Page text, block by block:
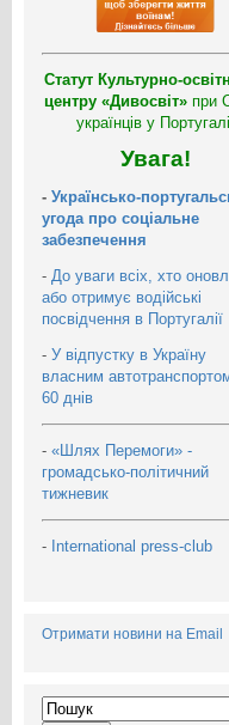
Статут Культурно-
центру «Дивосвіт» при
українців у
Увага!
- Українсько-
угода про соціальне
забезпечення
- До уваги всіх, хто
або отримує водійські
посвідчення в Португалії
- У відпустку в Україну
власним
60 днів
- «Шлях Перемоги» -
громадсько-політичний
тижневик
- International press-club
Отримати новини на Email